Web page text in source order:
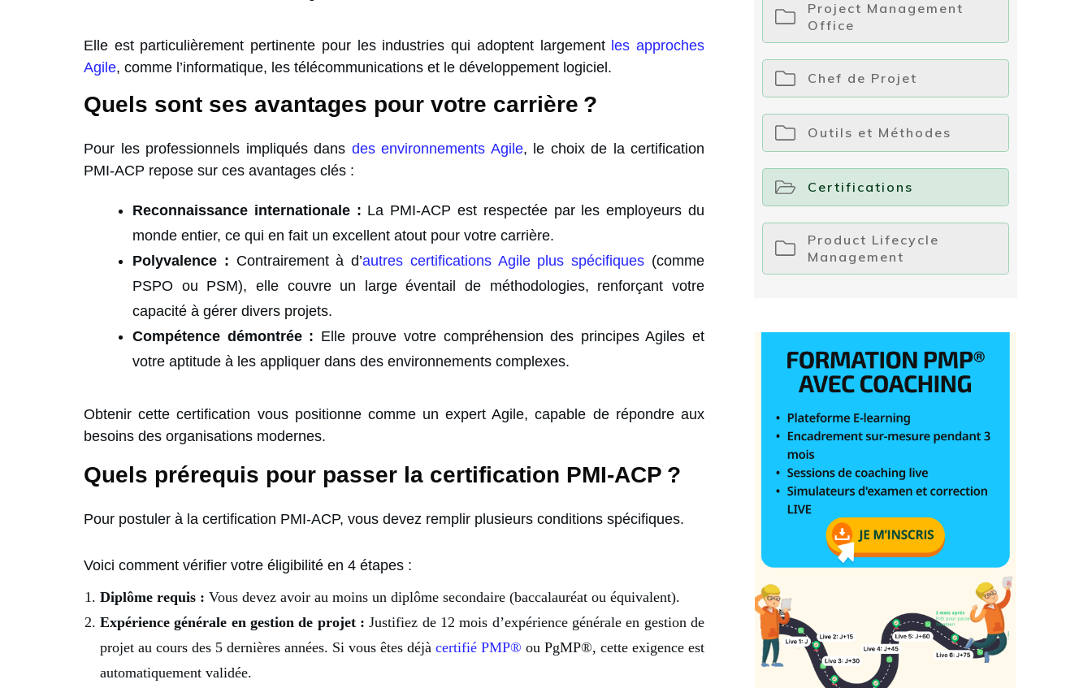
Elle est particulièrement pertinente pour les industries qui adoptent largement les approches
Agile, comme l’informatique, les télécommunications et le développement logiciel.
Quels sont ses avantages pour votre carrière ?
Pour les professionnels impliqués dans des environnements Agile, le choix de la certification
PMI-ACP repose sur ces avantages clés :
Reconnaissance internationale : La PMI-ACP est respectée par les employeurs du
monde entier, ce qui en fait un excellent atout pour votre carrière.
Polyvalence : Contrairement à d’autres certifications Agile plus spécifiques (comme
PSPO ou PSM), elle couvre un large éventail de méthodologies, renforçant votre
capacité à gérer divers projets.
Compétence démontrée : Elle prouve votre compréhension des principes Agiles et
votre aptitude à les appliquer dans des environnements complexes.
Obtenir cette certification vous positionne comme un expert Agile, capable de répondre aux
besoins des organisations modernes.
Quels prérequis pour passer la certification PMI-ACP ?
Pour postuler à la certification PMI-ACP, vous devez remplir plusieurs conditions spécifiques.
Voici comment vérifier votre éligibilité en 4 étapes :
Diplôme requis : Vous devez avoir au moins un diplôme secondaire (baccalauréat ou équivalent).
Expérience générale en gestion de projet : Justifiez de 12 mois d’expérience générale en gestion de
projet au cours des 5 dernières années. Si vous êtes déjà certifié PMP® ou PgMP®, cette exigence est
automatiquement validée.
Project Management
Office
Chef de Projet
Outils et Méthodes
Certifications
Product Lifecycle
Management